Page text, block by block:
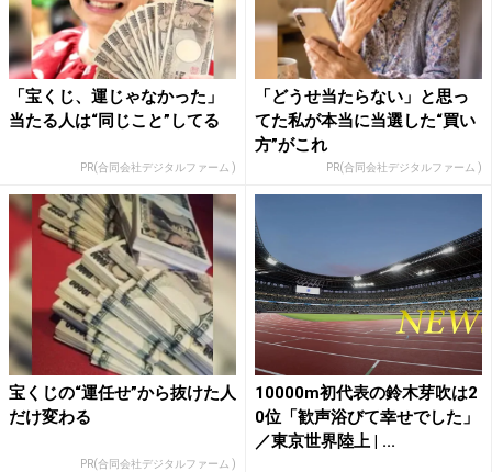
「宝くじ、運じゃなかった」
当たる人は“同じこと”してる
PR(合同会社デジタルファーム )
「どうせ当たらない」と思っ
てた私が本当に当選した“買い
方”がこれ
PR(合同会社デジタルファーム )
宝くじの“運任せ”から抜けた人
だけ変わる
PR(合同会社デジタルファーム )
10000m初代表の鈴木芽吹は2
0位「歓声浴びて幸せでした」
／東京世界陸上 | ...